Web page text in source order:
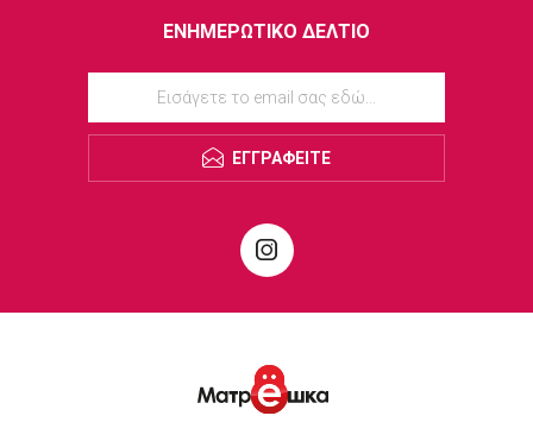
ΕΝΗΜΕΡΩΤΙΚΌ ΔΕΛΤΊΟ
ΕΓΓΡΑΦΕΊΤΕ